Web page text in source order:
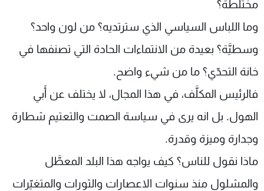
مختلطة؟
وما اللباس السياسي الذي سترتديه؟ من لون واحد؟
وسطيَّة؟ بعيدة من الانتماءات الحادة التي تصنفها في
خانة التحدّي؟ ما من شيء واضح.
فالرئيس المكلَّف، في هذا المجال، لا يختلف عن أَبي
الهول. بل انه يرى في سياسة الصمت والتعتيم شطارة
وجدارة وميزة وقدرة.
ماذا نقول للناس؟ كيف يواجه هذا البلد المعطَّل
والمشلول منذ سنوات الاعصارات والثورات والمتغيّرات